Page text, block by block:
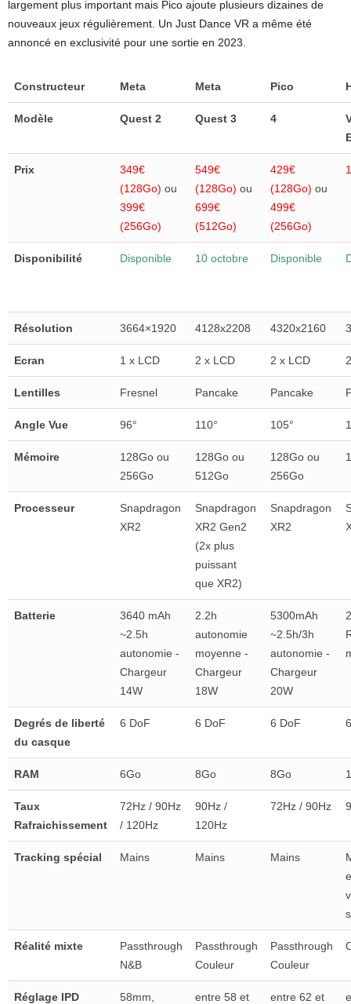
largement plus important mais Pico ajoute plusieurs dizaines de
nouveaux jeux régulièrement. Un Just Dance VR a même été
annoncé en exclusivité pour une sortie en 2023.
Constructeur Meta Meta Pico
Modèle Quest 2 Quest 3 4
Prix
349€
(128Go) ou
399€
(256Go)
549€
(128Go) ou
699€
(512Go)
429€
(128Go) ou
499€
(256Go)
Disponibilité Disponible 10 octobre Disponible
Résolution 3664×1920 4128x2208 4320x2160
Ecran 1 x LCD 2 x LCD 2 x LCD
Lentilles Fresnel Pancake Pancake
Angle Vue 96° 110° 105°
Mémoire
128Go ou
256Go
128Go ou
512Go
128Go ou
256Go
Processeur
Snapdragon
XR2
Snapdragon
XR2 Gen2
(2x plus
puissant
que XR2)
Snapdragon
XR2
Batterie
3640 mAh
~2.5h
autonomie -
Chargeur
14W
2.2h
autonomie
moyenne -
Chargeur
18W
5300mAh
~2.5h/3h
autonomie -
Chargeur
20W
Degrés de liberté
du casque
6 DoF 6 DoF 6 DoF
RAM 6Go 8Go 8Go
Taux
Rafraichissement
72Hz / 90Hz
/ 120Hz
90Hz /
120Hz
72Hz / 90Hz
Tracking spécial Mains Mains Mains
Réalité mixte
Passthrough
N&B
Passthrough
Couleur
Passthrough
Couleur
Réglage IPD 58mm, entre 58 et entre 62 et